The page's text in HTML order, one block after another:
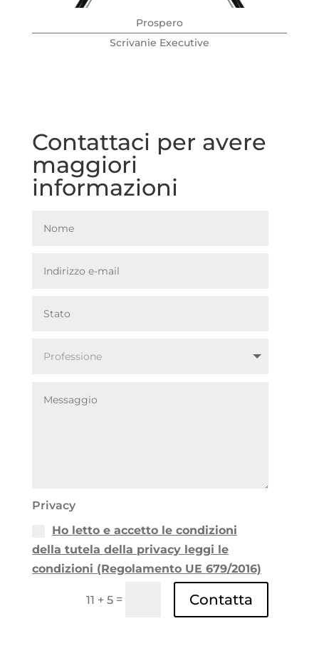
Prospero
Scrivanie Executive
Contattaci per avere
maggiori
informazioni
Privacy
Ho letto e accetto le condizioni
della tutela della privacy leggi le
condizioni (Regolamento UE 679/2016)
11 + 5 = Contatta